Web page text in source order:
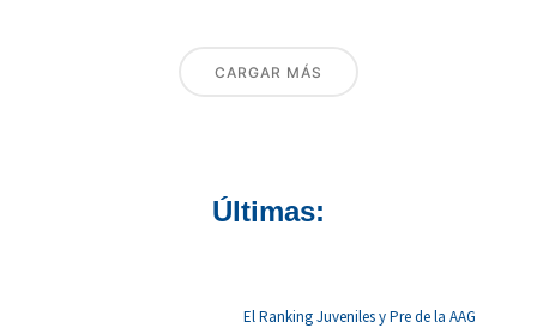
CARGAR MÁS
Últimas:
El Ranking Juveniles y Pre de la AAG